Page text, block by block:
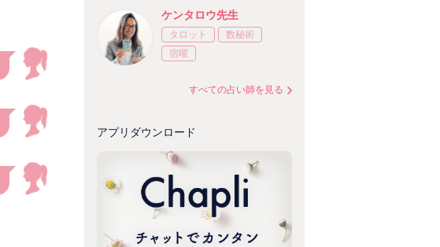
ケンタロウ先生
タロット
数秘術
宿曜
すべての占い師を見る
アプリダウンロード